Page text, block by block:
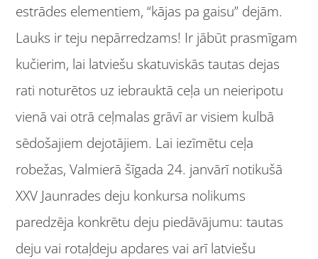
estrādes elementiem, “kājas pa gaisu” dejām.
Lauks ir teju nepārredzams! Ir jābūt prasmīgam
kučierim, lai latviešu skatuviskās tautas dejas
rati noturētos uz iebrauktā ceļa un neieripotu
vienā vai otrā ceļmalas grāvī ar visiem kulbā
sēdošajiem dejotājiem. Lai iezīmētu ceļa
robežas, Valmierā šīgada 24. janvārī notikušā
XXV Jaunrades deju konkursa nolikums
paredzēja konkrētu deju piedāvājumu: tautas
deju vai rotaļdeju apdares vai arī latviešu